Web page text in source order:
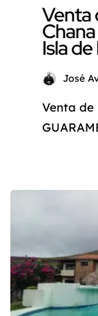
Venta
Isla
José
Venta de
ajetreo
adquirir
en